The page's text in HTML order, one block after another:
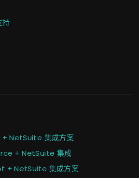
持
NetSuite 集成方案
+ NetSuite 集成
+ NetSuite 集成方案